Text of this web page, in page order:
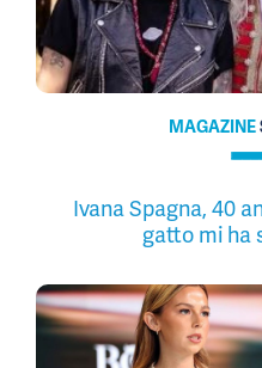
MAGAZINE
Ivana Spagna, 40
gatto mi ha